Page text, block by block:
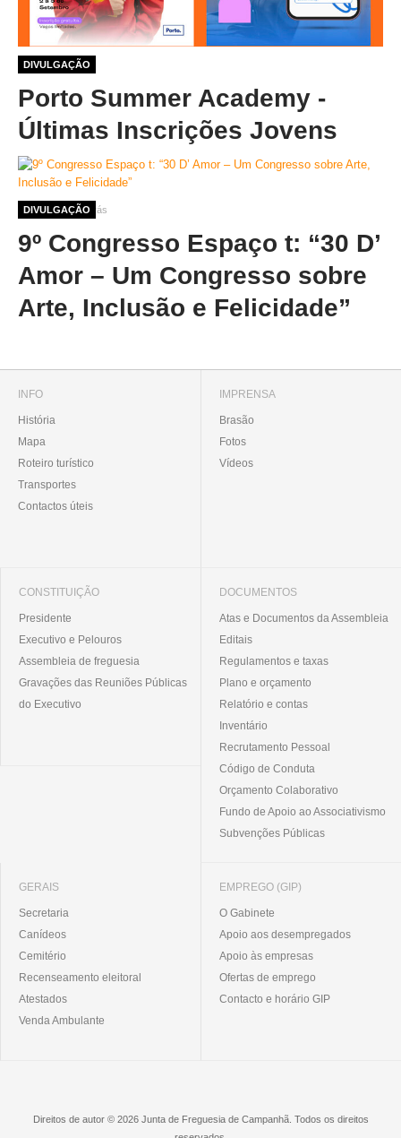
DIVULGAÇÃO
1 ano 1 mês atrás
Porto Summer Academy -
Últimas Inscrições Jovens
DIVULGAÇÃO
1 ano 3 meses atrás
9º Congresso Espaço t: “30 D’
Amor – Um Congresso sobre
Arte, Inclusão e Felicidade”
INFO
História
Mapa
Roteiro turístico
Transportes
Contactos úteis
IMPRENSA
Brasão
Fotos
Vídeos
CONSTITUIÇÃO
Presidente
Executivo e Pelouros
Assembleia de freguesia
Gravações das Reuniões Públicas
do Executivo
DOCUMENTOS
Atas e Documentos da Assembleia
Editais
Regulamentos e taxas
Plano e orçamento
Relatório e contas
Inventário
Recrutamento Pessoal
Código de Conduta
Orçamento Colaborativo
Fundo de Apoio ao Associativismo
Subvenções Públicas
GERAIS
Secretaria
Canídeos
Cemitério
Recenseamento eleitoral
Atestados
Venda Ambulante
EMPREGO (GIP)
O Gabinete
Apoio aos desempregados
Apoio às empresas
Ofertas de emprego
Contacto e horário GIP
Direitos de autor © 2026 Junta de Freguesia de Campanhã. Todos os direitos